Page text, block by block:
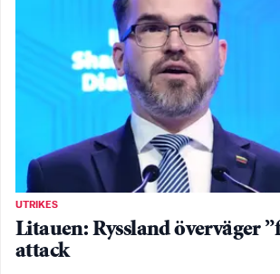
UTRIKES
Litauen: Ryssland överväger
attack